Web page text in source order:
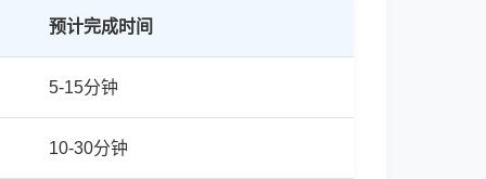
预计完成时间
5-15分钟
10-30分钟